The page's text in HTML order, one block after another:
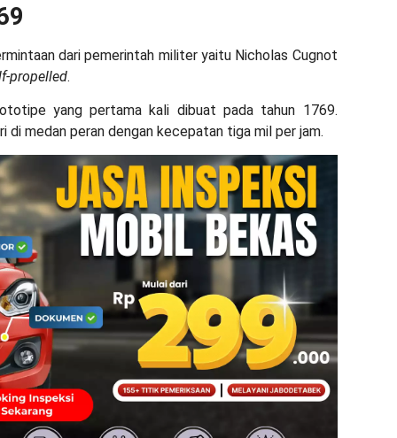
dari pemerintah militer yaitu Nicholas Cugnot
propelled.
yang pertama kali dibuat pada tahun 1769.
di medan peran dengan kecepatan tiga mil per jam.